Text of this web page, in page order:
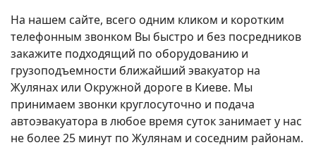
На нашем сайте, всего одним кликом и коротким
телефонным звонком Вы быстро и без посредников
закажите подходящий по оборудованию и
грузоподъемности ближайший эвакуатор на
Жулянах или Окружной дороге в Киеве. Мы
принимаем звонки круглосуточно и подача
автоэвакуатора в любое время суток занимает у нас
не более 25 минут по Жулянам и соседним районам.